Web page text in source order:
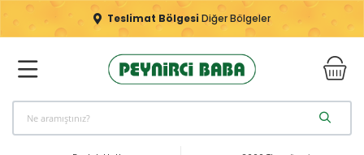
Teslimat Bölgesi Diğer Bölgeler